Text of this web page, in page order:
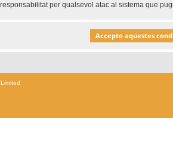
per qualsevol atac al sistema que